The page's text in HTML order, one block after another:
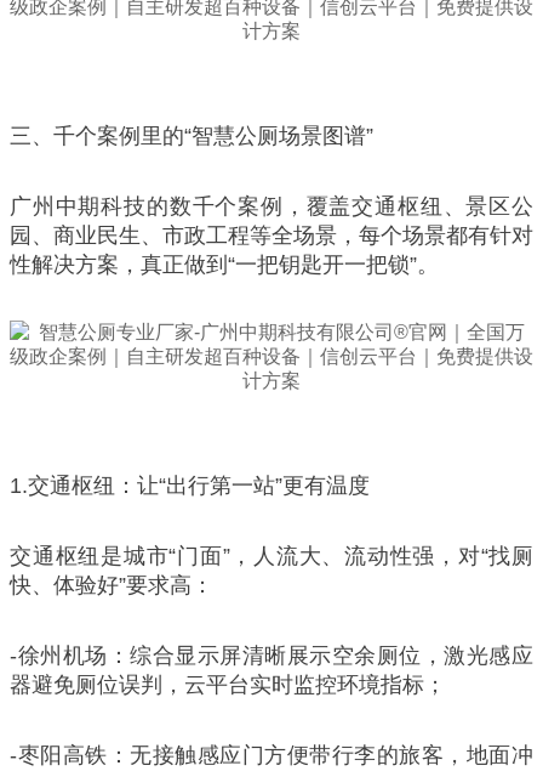
三、千个案例里的“智慧公厕场景图谱”
广州中期科技的数千个案例，覆盖交通枢纽、景区公
园、商业民生、市政工程等全场景，每个场景都有针对
性解决方案，真正做到“一把钥匙开一把锁”。
1.交通枢纽：让“出行第一站”更有温度
交通枢纽是城市“门面”，人流大、流动性强，对“找厕
快、体验好”要求高：
-徐州机场：综合显示屏清晰展示空余厕位，激光感应
器避免厕位误判，云平台实时监控环境指标；
-枣阳高铁：无接触感应门方便带行李的旅客，地面冲